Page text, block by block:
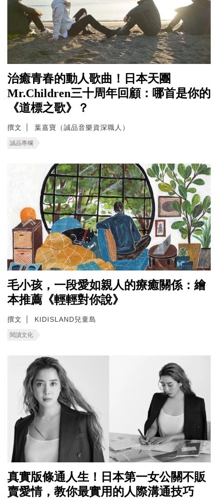
治癒青春的動人歌曲！日本天團
Mr.Children三十周年回顧：哪首是你的
《道標之歌》？
撰文 葉嘉寶（誠品音樂資深職人）
誠品專欄
毛小孩，一段愛如親人的療癒關係：繪
本推薦《輕輕對你說》
撰文 KIDISLAND兒童島
閱讀文化
真實版條通人生！日本第一女公關不販
賣愛情，教你最實用的人際溝通技巧